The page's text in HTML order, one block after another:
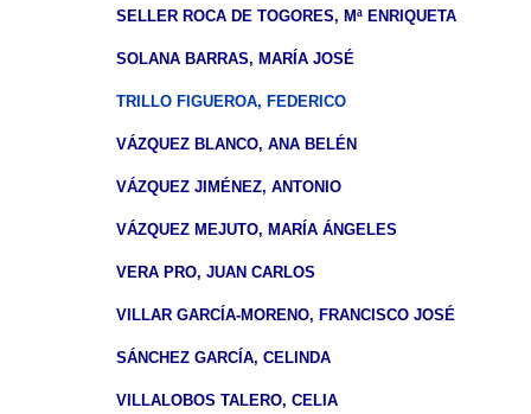
SELLER ROCA DE TOGORES, Mª ENRIQUETA
SOLANA BARRAS, MARÍA JOSÉ
TRILLO FIGUEROA, FEDERICO
VÁZQUEZ BLANCO, ANA BELÉN
VÁZQUEZ JIMÉNEZ, ANTONIO
VÁZQUEZ MEJUTO, MARÍA ÁNGELES
VERA PRO, JUAN CARLOS
VILLAR GARCÍA-MORENO, FRANCISCO JOSÉ
SÁNCHEZ GARCÍA, CELINDA
VILLALOBOS TALERO, CELIA